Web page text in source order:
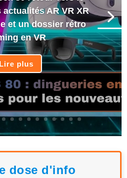
AR VR XR
et un dossier rétro
en VR
Lire plus
dose d'info